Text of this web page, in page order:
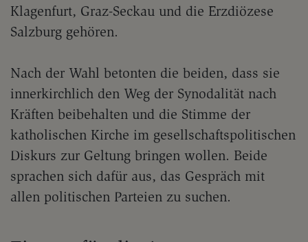
Klagenfurt, Graz-Seckau und die Erzdiözese
Salzburg gehören.
Nach der Wahl betonten die beiden, dass sie
innerkirchlich den Weg der Synodalität nach
Kräften beibehalten und die Stimme der
katholischen Kirche im gesellschaftspolitischen
Diskurs zur Geltung bringen wollen. Beide
sprachen sich dafür aus, das Gespräch mit
allen politischen Parteien zu suchen.